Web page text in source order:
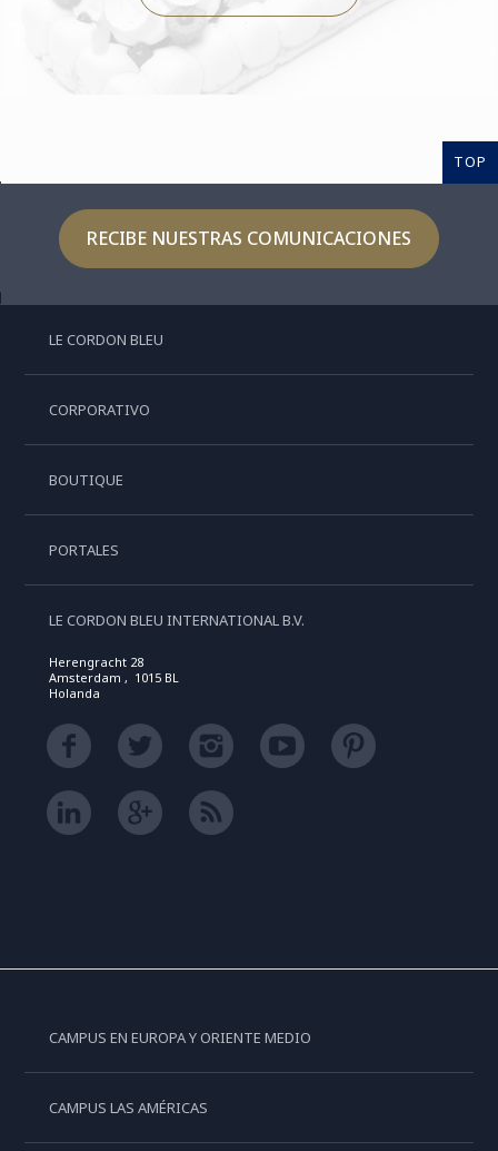
TOP
RECIBE NUESTRAS COMUNICACIONES
LE CORDON BLEU
CORPORATIVO
BOUTIQUE
PORTALES
LE CORDON BLEU INTERNATIONAL B.V.
Herengracht 28
Amsterdam , 1015 BL
Holanda
CAMPUS EN EUROPA Y ORIENTE MEDIO
CAMPUS LAS AMÉRICAS